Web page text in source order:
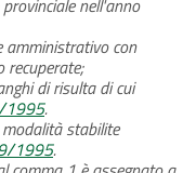
amministrativo con
recuperate;
di risulta di cui
1995.
stabilite
1995.